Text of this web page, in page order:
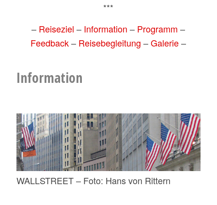
***
– Reiseziel – Information – Programm –
Feedback– Reisebegleitung –Galerie–
Information
WALLSTREET – Foto: Hans von Rittern